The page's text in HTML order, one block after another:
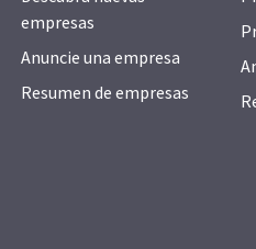
empresas
Anuncie una empresa
Resumen de empresas